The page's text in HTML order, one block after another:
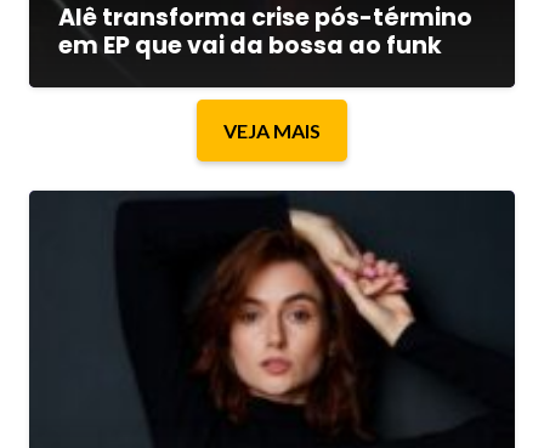
Alê transforma crise pós-término
em EP que vai da bossa ao funk
VEJA MAIS